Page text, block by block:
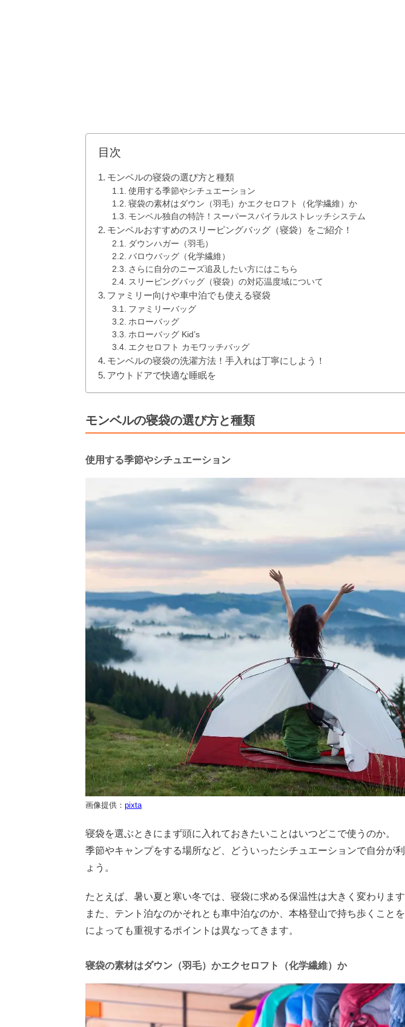
目次
モンベルの寝袋の選び方と種類
使用する季節やシチュエーション
寝袋の素材はダウン（羽毛）かエクセロフト（化学繊維）か
モンベル独自の特許！スーパースパイラルストレッチシステム
モンベルおすすめのスリーピングバッグ（寝袋）をご紹介！
ダウンハガー（羽毛）
バロウバッグ（化学繊維）
さらに自分のニーズ追及したい方にはこちら
スリーピングバッグ（寝袋）の対応温度域について
ファミリー向けや車中泊でも使える寝袋
ファミリーバッグ
ホローバッグ
ホローバッグ Kid’s
エクセロフト カモワッチバッグ
モンベルの寝袋の洗濯方法！手入れは丁寧にしよう！
アウトドアで快適な睡眠を
モンベルの寝袋の選び方と種類
使用する季節やシチュエーション
画像提供： pixta
寝袋を選ぶときにまず頭に入れておきたいことはいつどこで使うのか。
季節やキャンプをする場所など、どういったシチュエーションで自分が
ょう。
たとえば、暑い夏と寒い冬では、寝袋に求める保温性は大きく変わります
また、テント泊なのかそれとも車中泊なのか、本格登山で持ち歩くこと
によっても重視するポイントは異なってきます。
寝袋の素材はダウン（羽毛）かエクセロフト（化学繊維）か